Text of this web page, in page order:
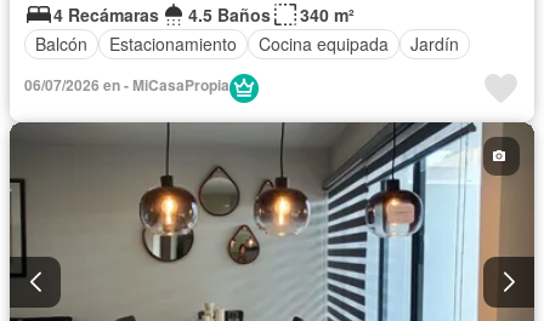
4 Recámaras
4.5 Baños
340 m²
Balcón
Estacionamiento Cocina equipada Jardín
06/07/2026 en - MiCasaPropia